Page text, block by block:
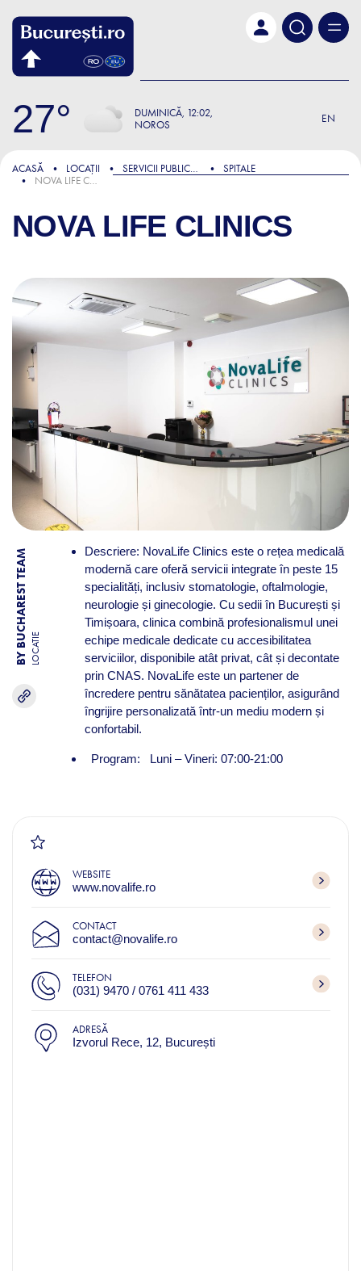
27 DUMINICĂ 12:02
NOROS
EN
ACASĂ LOCAȚII SERVICII PUBLICE ȘI ADMINISTRATIVE
SPITALE
NOVA LIFE CLINICS
NOVA LIFE CLINICS
BY BUCHAREST TEAM LOCATIE
Descriere: NovaLife Clinics este o rețea medicală
modernă care oferă servicii integrate în peste 15
specialități, inclusiv stomatologie, oftalmologie,
neurologie și ginecologie. Cu sedii în București și
Timișoara, clinica combină profesionalismul unei
echipe medicale dedicate cu accesibilitatea
serviciilor, disponibile atât privat, cât și decontate
prin CNAS. NovaLife este un partener de
încredere pentru sănătatea pacienților, asigurând
îngrijire personalizată într-un mediu modern și
confortabil.
Program: Luni – Vineri: 07:00-21:00
WEBSITE
www.novalife.ro
CONTACT
contact@novalife.ro
TELEFON
(031) 9470 / 0761 411 433
ADRESĂ
Izvorul Rece, 12, București